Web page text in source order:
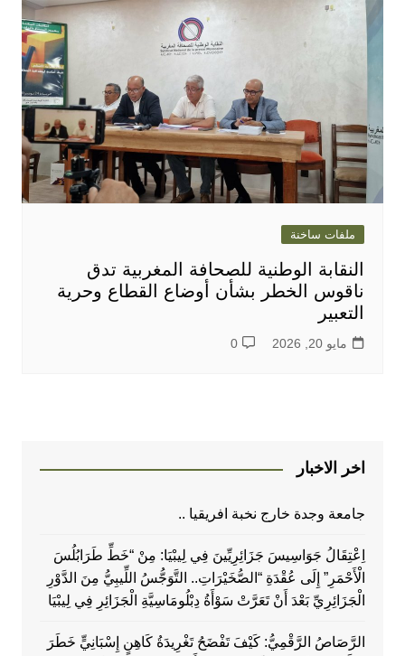
ملفات ساخنة
النقابة الوطنية للصحافة المغربية تدق
ناقوس الخطر بشأن أوضاع القطاع وحرية
التعبير
مايو 20, 2026 0
اخر الاخبار
جامعة وجدة خارج نخبة افريقيا ..
اِعْتِقَالُ جَوَاسِيسَ جَزَائِرِيِّينَ فِي لِيبْيَا: مِنْ “خَطِّ طَرَابُلُسَ
الْأَحْمَرِ” إِلَى عُقْدَةِ “الصُّخَيْرَاتِ.. التَّوَجُّسُ اللِّيبِيُّ مِنَ الدَّوْرِ
الْجَزَائِرِيِّ بَعْدَ أَنْ تَعَرَّتْ سَوْأَةُ دِبْلُومَاسِيَّةِ الْجَزَائِرِ فِي لِيبْيَا
الرَّصَاصُ الرَّقْمِيُّ: كَيْفَ تَفْضَحُ تَغْرِيدَةُ كَاهِنٍ إِسْبَانِيٍّ خَطَرَ